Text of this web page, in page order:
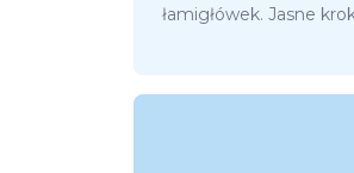
łamigłówek. Jasne